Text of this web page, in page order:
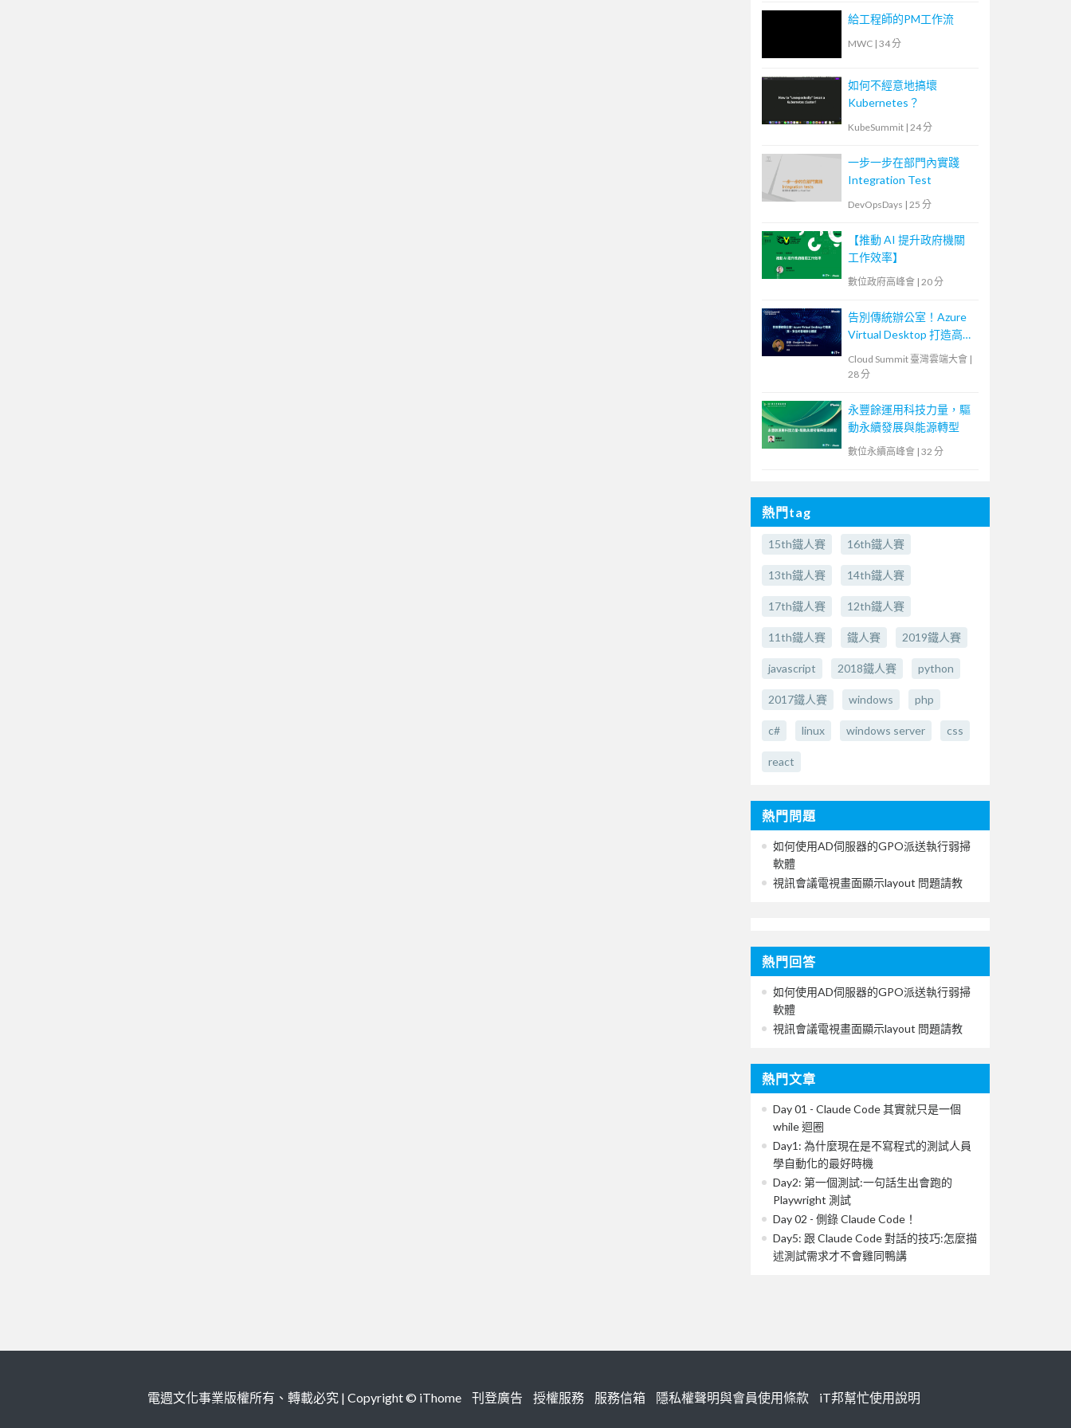
給工程師的PM工作流
MWC | 34 分
如何不經意地搞壞
Kubernetes？
KubeSummit | 24 分
一步一步在部門內實踐
Integration Test
DevOpsDays | 25 分
【推動 AI 提升政府機關
工作效率】
數位政府高峰會 | 20 分
告別傳統辦公室！Azure
Virtual Desktop 打造高
效、安全的雲端辦公體驗
Cloud Summit 臺灣雲端大會 |
28 分
永豐餘運用科技力量，驅
動永續發展與能源轉型
數位永續高峰會 | 32 分
熱門tag
15th鐵人賽 16th鐵人賽
13th鐵人賽 14th鐵人賽
17th鐵人賽 12th鐵人賽
11th鐵人賽 鐵人賽 2019鐵人賽
javascript 2018鐵人賽 python
2017鐵人賽 windows php
c# linux windows server css
react
熱門問題
如何使用AD伺服器的GPO派送執行弱掃
軟體
視訊會議電視畫面顯示layout 問題請教
熱門回答
如何使用AD伺服器的GPO派送執行弱掃
軟體
視訊會議電視畫面顯示layout 問題請教
熱門文章
Day 01 - Claude Code 其實就只是一個
while 迴圈
Day1: 為什麼現在是不寫程式的測試人員
學自動化的最好時機
Day2: 第一個測試:一句話生出會跑的
Playwright 測試
Day 02 - 側錄 Claude Code！
Day5: 跟 Claude Code 對話的技巧:怎麼描
述測試需求才不會雞同鴨講
電週文化事業版權所有、轉載必究 | Copyright © iThome 刊登廣告 授權服務 服務信箱 隱私權聲明與會員使用條款 iT邦幫忙使用說明